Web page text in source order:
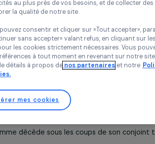
sont ainsi pris en photo, chez RAJA,
afin de manifester leur
aux femmes. Toutes les photos
une récompense pour la photo la plus
dans le cadre de la campagne
l’égard des femmes”
des événements « orange » pour
aux femmes et aux filles. Découvrez
dans le cadre de cette
clé sur la violence faite aux
expérience sur notre site et notre blog. Cela
contenus personnalisés adaptés à votre
publicités au plus près de vos besoins, et
améliorer la qualité de notre site.
Vous pouvez consentir et cliquer sur «Tout
«Continuer sans accepter» valant refus, en
sauf pour les cookies strictement
vos préférences à tout moment en revenant
Plus de détails à propos de
Cookies.
Gérer mes cookies